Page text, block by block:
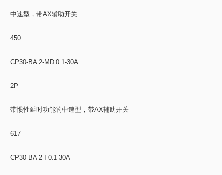
中速型，带AX辅助开关
450
CP30-BA 2-MD 0.1-30A
2P
带惯性延时功能的中速型，带AX辅助开关
617
CP30-BA 2-I 0.1-30A